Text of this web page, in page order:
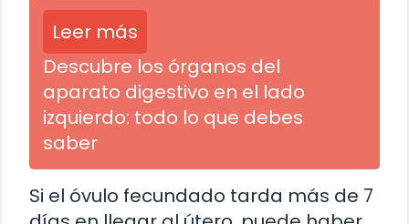
Leer más
Descubre los órganos del
aparato digestivo en el lado
izquierdo: todo lo que debes
saber
Si el óvulo fecundado tarda más de 7